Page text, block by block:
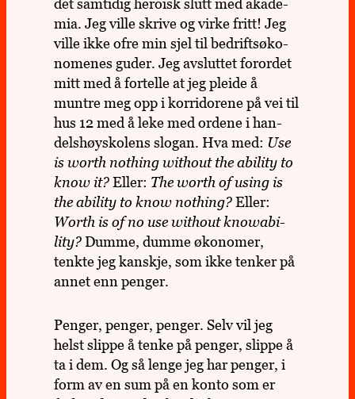
det sam­ti­dig heroisk slutt med aka­de­
mia. Jeg ville skrive og virke fritt! Jeg
ville ikke ofre min sjel til bedrifts­øko­
no­me­nes guder. Jeg avslut­tet for­or­det
mitt med å for­telle at jeg pleide å
muntre meg opp i kor­ri­do­rene på vei til
hus 12 med å leke med ordene i han­
dels­høy­sko­lens slogan. Hva med: Use
is worth not­hing wit­hout the abi­lity to
know it? Eller: The worth of using is
the abi­lity to know not­hing? Eller:
Worth is of no use wit­hout knowabi­
lity? Dumme, dumme øko­no­mer,
tenkte jeg kan­skje, som ikke tenker på
annet enn penger.
Penger, penger, penger. Selv vil jeg
helst slippe å tenke på penger, slippe å
ta i dem. Og så lenge jeg har penger, i
form av en sum på en konto som er